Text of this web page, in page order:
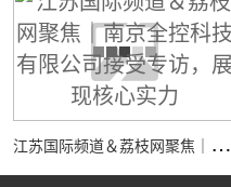
江
苏国际频道＆荔枝网聚焦｜南京全控科技有限公司接受专访，展现核心实力